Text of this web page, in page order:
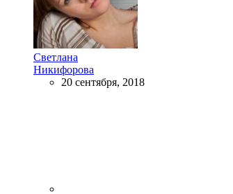
Светлана
Никифорова
20 сентября, 2018